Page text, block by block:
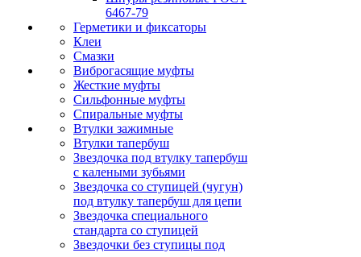
6467-79
Герметики и фиксаторы
Клеи
Смазки
Виброгасящие муфты
Жесткие муфты
Сильфонные муфты
Спиральные муфты
Втулки зажимные
Втулки тапербуш
Звездочка под втулку тапербуш
c калеными зубьями
Звездочка со ступицей (чугун)
под втулку тапербуш для цепи
Звездочка специального
стандарта со ступицей
Звездочки без ступицы под